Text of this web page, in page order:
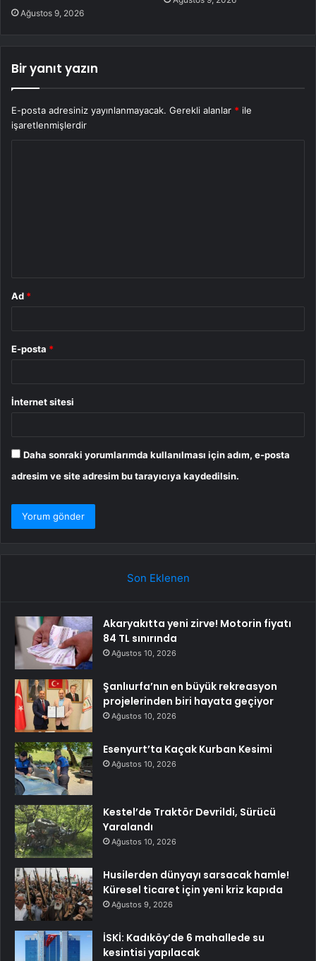
Ağustos 9, 2026
Bir yanıt yazın
E-posta adresiniz yayınlanmayacak. Gerekli alanlar * ile
işaretlenmişlerdir
Ad *
E-posta *
İnternet sitesi
Daha sonraki yorumlarımda kullanılması için adım, e-posta
adresim ve site adresim bu tarayıcıya kaydedilsin.
Son Eklenen
Akaryakıtta yeni zirve! Motorin fiyatı
84 TL sınırında
Ağustos 10, 2026
Şanlıurfa’nın en büyük rekreasyon
projelerinden biri hayata geçiyor
Ağustos 10, 2026
Esenyurt’ta Kaçak Kurban Kesimi
Ağustos 10, 2026
Kestel’de Traktör Devrildi, Sürücü
Yaralandı
Ağustos 10, 2026
Husilerden dünyayı sarsacak hamle!
Küresel ticaret için yeni kriz kapıda
Ağustos 9, 2026
İSKİ: Kadıköy’de 6 mahallede su
kesintisi yapılacak